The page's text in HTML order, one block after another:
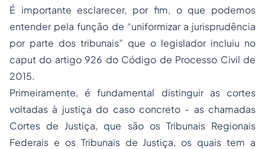
É importante esclarecer, por fim, o que podemos
entender pela função de “uniformizar a jurisprudência
por parte dos tribunais” que o legislador incluiu no
caput do artigo 926 do Código de Processo Civil de
2015.
Primeiramente, é fundamental distinguir as cortes
voltadas à justiça do caso concreto - as chamadas
Cortes de Justiça, que são os Tribunais Regionais
Federais e os Tribunais de Justiça, os quais tem a